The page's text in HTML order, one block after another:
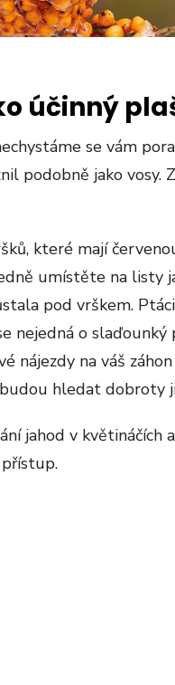
účinný
se vám
podobně jako
které mají
umístěte na listy
pod vrškem.
nejedná o
nájezdy na váš
hledat dobroty
jahod v květináčích